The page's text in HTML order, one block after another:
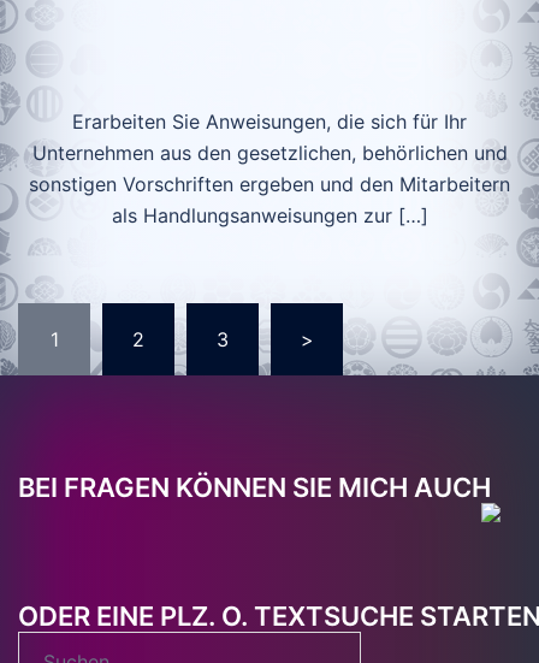
Erarbeiten Sie Anweisungen, die sich für Ihr
Unternehmen aus den gesetzlichen, behörlichen und
sonstigen Vorschriften ergeben und den Mitarbeitern
als Handlungsanweisungen zur […]
Seitennummerierung
der
Beiträge
1 2 3 >
BEI FRAGEN KÖNNEN SIE MICH AUCH
ODER EINE PLZ. O. TEXTSUCHE